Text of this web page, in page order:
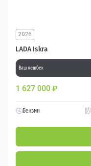
LADA Iskra
2026
Ваш кешбек
1 627 000 ₽
Бензин